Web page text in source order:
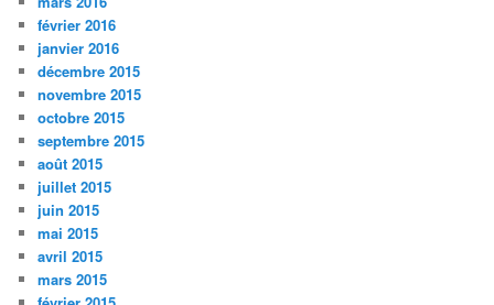
février 2016
janvier 2016
décembre 2015
novembre 2015
octobre 2015
septembre 2015
août 2015
juillet 2015
juin 2015
mai 2015
avril 2015
mars 2015